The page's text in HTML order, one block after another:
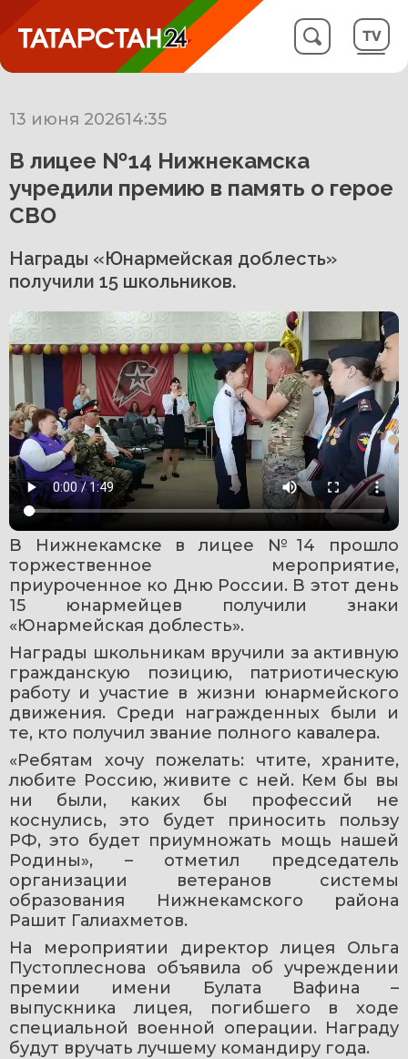
13 июня 202614:35
В лицее №14 Нижнекамска
учредили премию в память о герое
СВО
Награды «Юнармейская доблесть»
получили 15 школьников.
В Нижнекамске в лицее №14 прошло
торжественное мероприятие,
приуроченное ко Дню России. В этот день
15 юнармейцев получили знаки
«Юнармейская доблесть».
Награды школьникам вручили за активную
гражданскую позицию, патриотическую
работу и участие в жизни юнармейского
движения. Среди награжденных были и
те, кто получил звание полного кавалера.
«Ребятам хочу пожелать: чтите, храните,
любите Россию, живите с ней. Кем бы вы
ни были, каких бы профессий не
коснулись, это будет приносить пользу
РФ, это будет приумножать мощь нашей
Родины», – отметил председатель
организации ветеранов системы
образования Нижнекамского района
Рашит Галиахметов.
На мероприятии директор лицея Ольга
Пустоплеснова объявила об учреждении
премии имени Булата Вафина –
выпускника лицея, погибшего в ходе
специальной военной операции. Награду
будут вручать лучшему командиру года.